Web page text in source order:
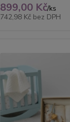
899,00 Kč/ks
742,98 Kč bez DPH